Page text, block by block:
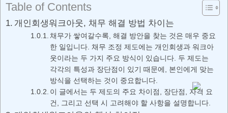
Table of Contents
개인회생워크아웃, 채무 해결 방법 차이는
채무가 쌓여갈수록, 해결 방안을 찾는 것은 매우 중요
한 일입니다. 채무 조정 제도에는 개인회생과 워크아
웃이라는 두 가지 주요 방식이 있습니다. 두 제도는
각각의 특성과 장단점이 있기 때문에, 본인에게 맞는
방식을 선택하는 것이 중요합니다.
이 글에서는 두 제도의 주요 차이점, 장단점, 자격 요
건, 그리고 선택 시 고려해야 할 사항을 설명합니다.